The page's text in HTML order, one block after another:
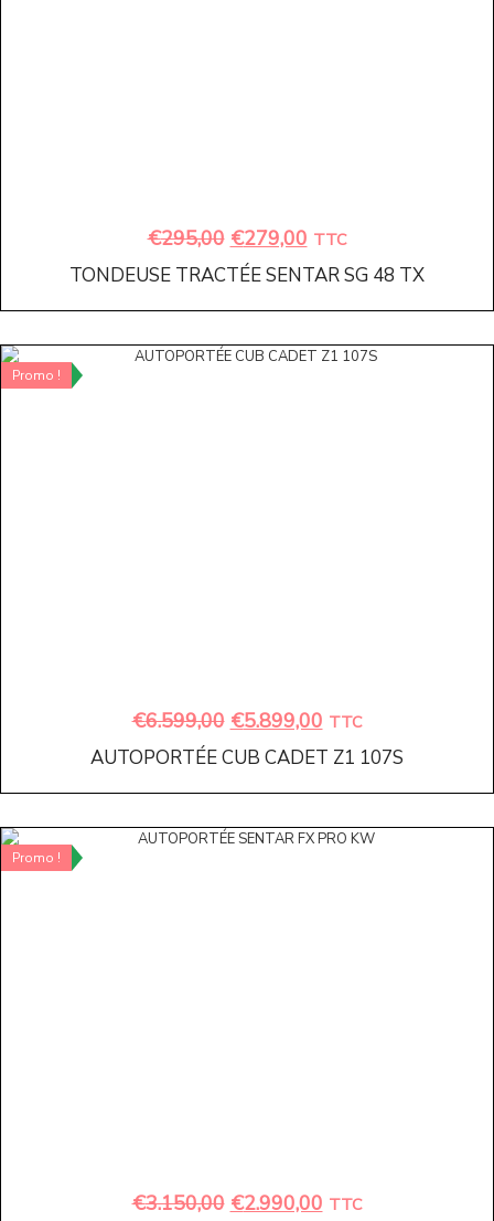
€295,00 €279,00 TTC
TONDEUSE TRACTÉE SENTAR SG 48 TX
Promo !
€6.599,00 €5.899,00 TTC
AUTOPORTÉE CUB CADET Z1 107S
Promo !
€3.150,00 €2.990,00 TTC